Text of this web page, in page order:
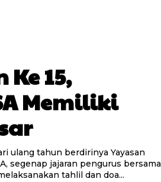
15,
Memiliki
ulang tahun berdirinya Yayasan
segenap jajaran pengurus bersama
tahlil dan doa...